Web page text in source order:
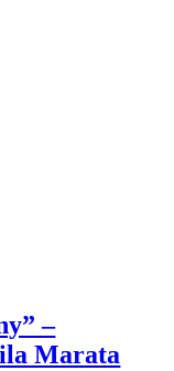
–
Marata